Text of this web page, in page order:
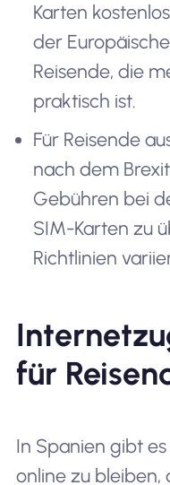
Karten
der
Reisende, die
praktisch ist.
Für Reisende
nach dem
Gebühren bei
SIM-Karten zu
Richtlinien
für
In Spanien gibt
online zu bleiben,